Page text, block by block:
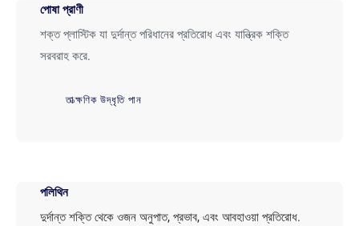
পোষা প্রাণী
শক্ত প্লাস্টিক যা দুর্দান্ত পরিধানের প্রতিরোধ এবং যান্ত্রিক শক্তি
সরবরাহ করে.
তাত্ক্ষণিক উদ্ধৃতি পান
পলিথিন
দুর্দান্ত শক্তি থেকে ওজন অনুপাত, প্রভাব, এবং আবহাওয়া প্রতিরোধ.